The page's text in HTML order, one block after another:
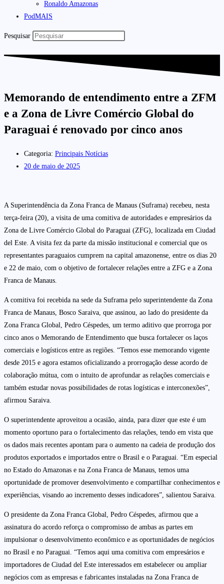
Ronaldo Amazonas
PodMAIS
Pesquisar
Memorando de entendimento entre a ZFM
e a Zona de Livre Comércio Global do
Paraguai é renovado por cinco anos
Categoria: Principais Notícias
20 de maio de 2025
A Superintendência da Zona Franca de Manaus (Suframa) recebeu, nesta
terça-feira (20), a visita de uma comitiva de autoridades e empresários da
Zona de Livre Comércio Global do Paraguai (ZFG), localizada em Ciudad
del Este. A visita fez da parte da missão institucional e comercial que os
representantes paraguaios cumprem na capital amazonense, entre os dias 20
e 22 de maio, com o objetivo de fortalecer relações entre a ZFG e a Zona
Franca de Manaus.
A comitiva foi recebida na sede da Suframa pelo superintendente da Zona
Franca de Manaus, Bosco Saraiva, que assinou, ao lado do presidente da
Zona Franca Global, Pedro Céspedes, um termo aditivo que prorroga por
cinco anos o Memorando de Entendimento que busca fortalecer os laços
comerciais e logísticos entre as regiões. “Temos esse memorando vigente
desde 2015 e agora estamos oficializando a prorrogação desse acordo de
colaboração mútua, com o intuito de aprofundar as relações comerciais e
também estudar novas possibilidades de rotas logísticas e interconexões”,
afirmou Saraiva.
O superintendente aproveitou a ocasião, ainda, para dizer que este é um
momento oportuno para o fortalecimento das relações, tendo em vista que
os dados mais recentes apontam para o aumento na cadeia de produção dos
produtos exportados e importados entre o Brasil e o Paraguai. “Em especial
no Estado do Amazonas e na Zona Franca de Manaus, temos uma
oportunidade de promover desenvolvimento e compartilhar conhecimentos e
experiências, visando ao incremento desses indicadores”, salientou Saraiva.
O presidente da Zona Franca Global, Pedro Céspedes, afirmou que a
assinatura do acordo reforça o compromisso de ambas as partes em
impulsionar o desenvolvimento econômico e as oportunidades de negócios
no Brasil e no Paraguai. “Temos aqui uma comitiva com empresários e
importadores de Ciudad del Este interessados em estabelecer ou ampliar
negócios com as empresas e fabricantes instaladas na Zona Franca de